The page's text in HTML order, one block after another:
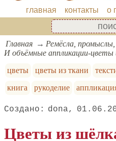
главная контакты о
Главная Ремёсла, промыслы,
И объёмные аппликации-цветы
цветы
цветы из ткани
книга
рукоделие
dona
Цветы из